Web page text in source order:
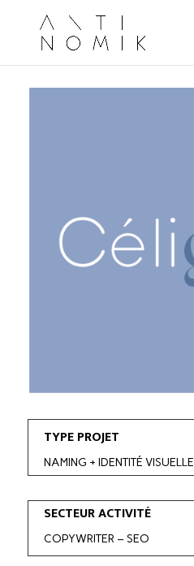
TYPE PROJET
NAMING + IDENTITÉ VISUELLE
SECTEUR ACTIVITÉ
COPYWRITER – SEO